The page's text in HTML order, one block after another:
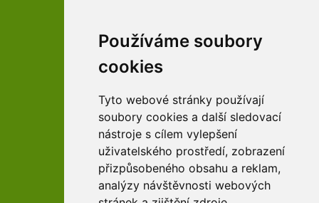
Používáme soubory
cookies
Tyto webové stránky používají
soubory cookies a další sledovací
nástroje s cílem vylepšení
uživatelského prostředí, zobrazení
přizpůsobeného obsahu a reklam,
analýzy návštěvnosti webových
Youtube kanál arboreta